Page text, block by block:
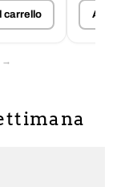
carrello